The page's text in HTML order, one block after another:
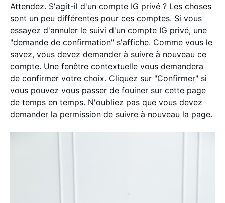
Attendez. S'agit-il d'un compte IG privé ? Les choses
sont un peu différentes pour ces comptes. Si vous
essayez d'annuler le suivi d'un compte IG privé, une
"demande de confirmation" s'affiche. Comme vous le
savez, vous devez demander à suivre à nouveau ce
compte. Une fenêtre contextuelle vous demandera
de confirmer votre choix. Cliquez sur "Confirmer" si
vous pouvez vous passer de fouiner sur cette page
de temps en temps. N'oubliez pas que vous devez
demander la permission de suivre à nouveau la page.